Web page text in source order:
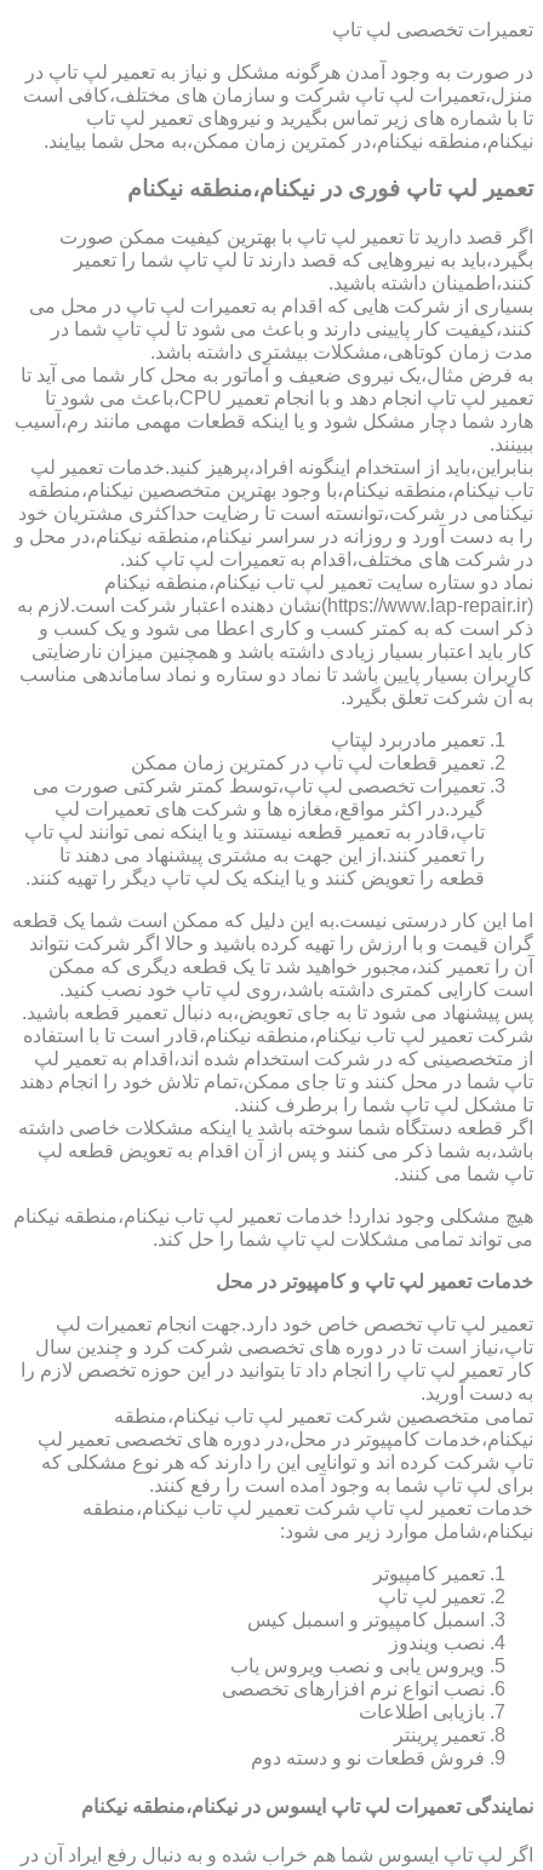
تعمیرات تخصصی لپ تاپ
در صورت به وجود آمدن هرگونه مشکل و نیاز به تعمیر لپ تاپ در
منزل،تعمیرات لپ تاپ شرکت و سازمان های مختلف،کافی است
تا با شماره های زیر تماس بگیرید و نیروهای تعمیر لپ تاب
نیکنام،منطقه نیکنام،در کمترین زمان ممکن،به محل شما بیایند.
تعمیر لپ تاپ فوری در نیکنام،منطقه نیکنام
اگر قصد دارید تا تعمیر لپ تاپ با بهترین کیفیت ممکن صورت
بگیرد،باید به نیروهایی که قصد دارند تا لپ تاپ شما را تعمیر
کنند،اطمینان داشته باشید.
بسیاری از شرکت هایی که اقدام به تعمیرات لپ تاپ در محل می
کنند،کیفیت کار پایینی دارند و باعث می شود تا لپ تاپ شما در
مدت زمان کوتاهی،مشکلات بیشتری داشته باشد.
به فرض مثال،یک نیروی ضعیف و آماتور به محل کار شما می آید تا
تعمیر لپ تاپ انجام دهد و با انجام تعمیر CPU،باعث می شود تا
هارد شما دچار مشکل شود و یا اینکه قطعات مهمی مانند رم،آسیب
ببینند.
بنابراین،باید از استخدام اینگونه افراد،پرهیز کنید.خدمات تعمیر لپ
تاب نیکنام،منطقه نیکنام،با وجود بهترین متخصصین نیکنام،منطقه
نیکنامی در شرکت،توانسته است تا رضایت حداکثری مشتریان خود
را به دست آورد و روزانه در سراسر نیکنام،منطقه نیکنام،در محل و
در شرکت های مختلف،اقدام به تعمیرات لپ تاپ کند.
نماد دو ستاره سایت تعمیر لپ تاب نیکنام،منطقه نیکنام
(https://www.lap-repair.ir)نشان دهنده اعتبار شرکت است.لازم به
ذکر است که به کمتر کسب و کاری اعطا می شود و یک کسب و
کار باید اعتبار بسیار زیادی داشته باشد و همچنین میزان نارضایتی
کاربران بسیار پایین باشد تا نماد دو ستاره و نماد ساماندهی مناسب
به آن شرکت تعلق بگیرد.
تعمیر مادربرد لپتاپ
تعمیر قطعات لپ تاپ در کمترین زمان ممکن
تعمیرات تخصصی لپ تاپ،توسط کمتر شرکتی صورت می
گیرد.در اکثر مواقع،مغازه ها و شرکت های تعمیرات لپ
تاپ،قادر به تعمیر قطعه نیستند و یا اینکه نمی توانند لپ تاپ
را تعمیر کنند.از این جهت به مشتری پیشنهاد می دهند تا
قطعه را تعویض کنند و یا اینکه یک لپ تاپ دیگر را تهیه کنند.
اما این کار درستی نیست.به این دلیل که ممکن است شما یک قطعه
گران قیمت و با ارزش را تهیه کرده باشید و حالا اگر شرکت نتواند
آن را تعمیر کند،مجبور خواهید شد تا یک قطعه دیگری که ممکن
است کارایی کمتری داشته باشد،روی لپ تاپ خود نصب کنید.
پس پیشنهاد می شود تا به جای تعویض،به دنبال تعمیر قطعه باشید.
شرکت تعمیر لپ تاب نیکنام،منطقه نیکنام،قادر است تا با استفاده
از متخصصینی که در شرکت استخدام شده اند،اقدام به تعمیر لپ
تاپ شما در محل کنند و تا جای ممکن،تمام تلاش خود را انجام دهند
تا مشکل لپ تاپ شما را برطرف کنند.
اگر قطعه دستگاه شما سوخته باشد یا اینکه مشکلات خاصی داشته
باشد،به شما ذکر می کنند و پس از آن اقدام به تعویض قطعه لپ
تاپ شما می کنند.
هیچ مشکلی وجود ندارد! خدمات تعمیر لپ تاب نیکنام،منطقه نیکنام
می تواند تمامی مشکلات لپ تاپ شما را حل کند.
خدمات تعمیر لپ تاپ و کامپیوتر در محل
تعمیر لپ تاپ تخصص خاص خود دارد.جهت انجام تعمیرات لپ
تاپ،نیاز است تا در دوره های تخصصی شرکت کرد و چندین سال
کار تعمیر لپ تاپ را انجام داد تا بتوانید در این حوزه تخصص لازم را
به دست آورید.
تمامی متخصصین شرکت تعمیر لپ تاب نیکنام،منطقه
نیکنام،خدمات کامپیوتر در محل،در دوره های تخصصی تعمیر لپ
تاپ شرکت کرده اند و توانایی این را دارند که هر نوع مشکلی که
برای لپ تاپ شما به وجود آمده است را رفع کنند.
خدمات تعمیر لپ تاپ شرکت تعمیر لپ تاب نیکنام،منطقه
نیکنام،شامل موارد زیر می شود:
تعمیر کامپیوتر
تعمیر لپ تاپ
اسمبل کامپیوتر و اسمبل کیس
نصب ویندوز
ویروس یابی و نصب ویروس یاب
نصب انواع نرم افزارهای تخصصی
بازیابی اطلاعات
تعمیر پرینتر
فروش قطعات نو و دسته دوم
نمایندگی تعمیرات لپ تاپ ایسوس در نیکنام،منطقه نیکنام
اگر لپ تاپ ایسوس شما هم خراب شده و به دنبال رفع ایراد آن در